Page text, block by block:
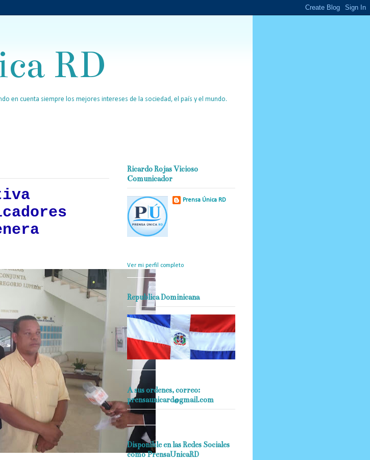
RD
en cuenta siempre los mejores intereses de la sociedad, el país y el mundo.
Ricardo Rojas Vicioso
Comunicador
Prensa Única RD
Ver mi perfil completo
Republica Dominicana
A sus ordenes, correo:
prensaunicard@gmail.com
Disponible en las Redes Sociales
como PrensaUnicaRD